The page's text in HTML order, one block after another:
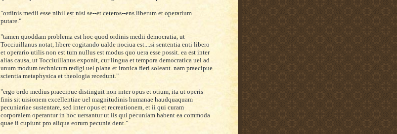
"ordinis medii esse nihil est nisi se--et ceteros--ens liberum et operarium
putare."
"tamen quoddam problema est hoc quod ordinis medii democratia, ut
Tocciuillanus notat, libere cogitando ualde nociua est....si sententia enti libero
et operario utilis non est tum nullus est modus quo uera esse possit. ea est inter
alias causa, ut Tocciuillanus exponit, cur lingua et tempora democratica uel ad
unum modum technicum redigi uel plana et ironica fieri soleant. nam praecipue
scientia metaphysica et theologia recedunt."
"ergo ordo medius praecipue distinguit non inter opus et otium, ita ut operis
finis sit uisionem excellentiae uel magnitudinis humanae haudquaquam
pecuniariae sustentare, sed inter opus et recreationem, et ii qui curam
corporalem operantur in hoc uersantur ut iis qui pecuniam habent ea commoda
quae ii cupiunt pro aliqua eorum pecunia dent."